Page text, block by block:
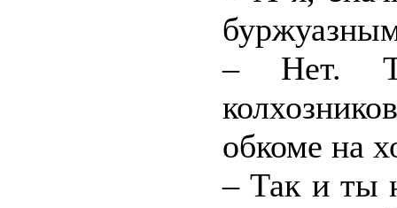
– Нет.
обкоме на
– Так и ты